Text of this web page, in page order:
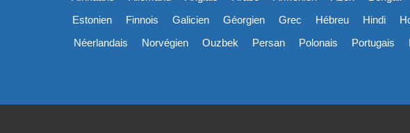
Estonien
Finnois Galicien Géorgien Grec Hébreu Hindi
Néerlandais
Norvégien Ouzbek Persan Polonais Portugais